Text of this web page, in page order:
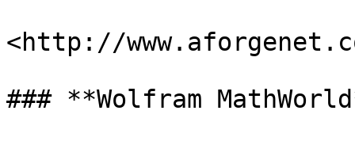
<http://
### **Wolfram